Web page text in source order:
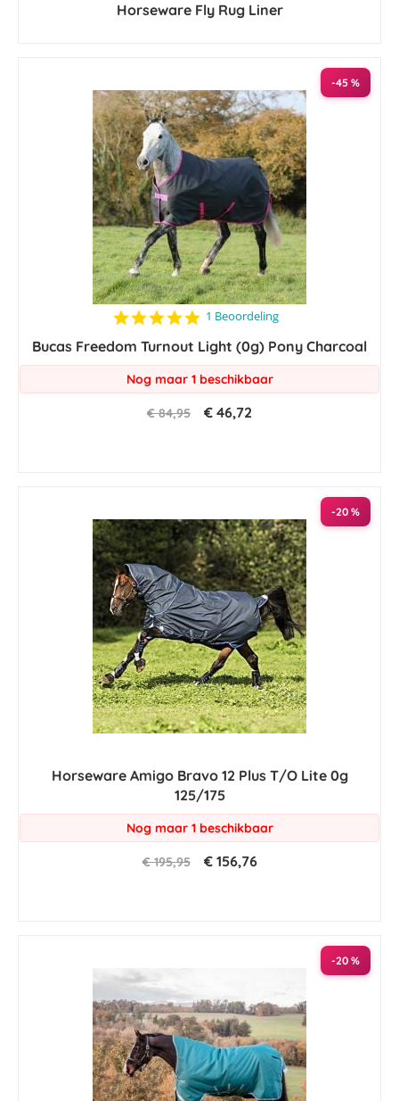
rating
Horseware Fly Rug Liner
-45 %
5.0
rating
1 Beoordeling
Bucas Freedom Turnout Light (0g) Pony Charcoal
Nog maar 1 beschikbaar
€ 84,95 € 46,72
-20 %
Horseware Amigo Bravo 12 Plus T/O Lite 0g
125/175
Nog maar 1 beschikbaar
€ 195,95 € 156,76
-20 %